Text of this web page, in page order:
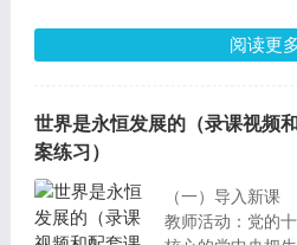
阅读更
世界是永恒发展的（录课视频
案练习）
（一）导入新课
教师活动：党的